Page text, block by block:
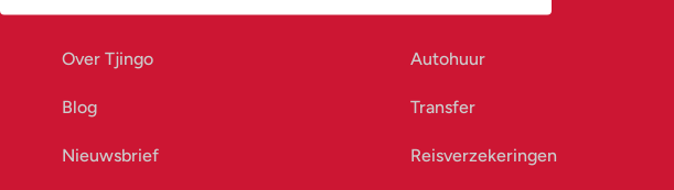
Over Tjingo
Blog
Nieuwsbrief
Autohuur
Transfer
Reisverzekeringen